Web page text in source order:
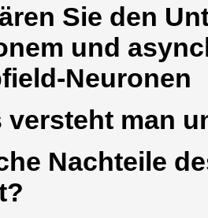
Sie den
und
Neuronen
versteht man
Nachteile